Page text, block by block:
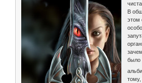
В
этом
было
тому,